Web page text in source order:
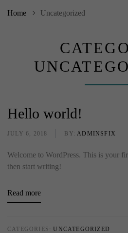
Home Uncategorized
Hello world!
JULY 6, 2018 BY: ADMINSFIX
Welcome to WordPress. This is your
then start writing!
Read more
CATEGORIES:UNCATEGORIZED